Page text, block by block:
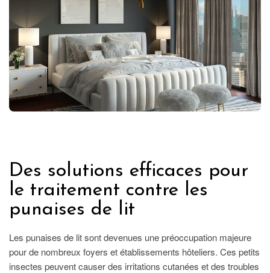
Des solutions efficaces pour
le traitement contre les
punaises de lit
Les punaises de lit sont devenues une préoccupation majeure
pour de nombreux foyers et établissements hôteliers. Ces petits
insectes peuvent causer des irritations cutanées et des troubles